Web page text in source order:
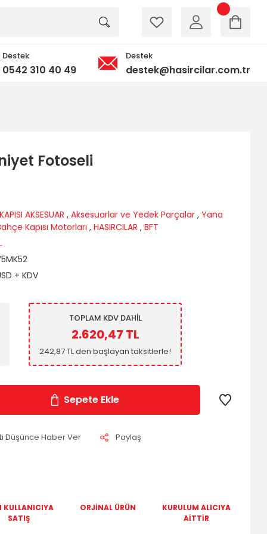
Destek
0542 310 40 49
Destek
destek@hasircilar.com.tr
Fotoseli
AKSESUAR , Aksesuarlar ve Yedek Parçalar , Yana
Kapısı Motorları , HASIRCILAR , BFT
+ KDV
TOPLAM KDV DAHİL
2.620,47 TL
242,87 TL den başlayan taksitlerle!
Sepete Ekle
Düşünce Haber Ver Paylaş
KULLANICIYA
SATIŞ
ORJİNAL ÜRÜN
KURULUM ALICIYA
AİTTİR